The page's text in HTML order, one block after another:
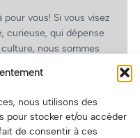
nous utilisons des
pour stocker et/ou accéder
de consentir à ces
vous! Si vous visez
curieuse, qui dépense
culture, nous sommes
pour vous, les